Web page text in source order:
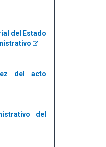
del Estado
del acto
del